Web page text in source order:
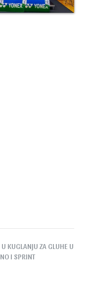
KUGLANJU ZA GLUHE U
I SPRINT